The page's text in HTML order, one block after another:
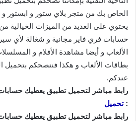
الخاص بك من متجر بلاي ستور و ابستور و
يحتوي على العديد من الميزات الخيالية
حسابات فري فاير مجانية و شغالة لأي
الألعاب و أيضا مشاهدة الأفلام و
بطاقات الألعاب و هكذا فننصحكم بتحميل
عندكم.
رابط مباشر لتحميل تطبيق يعطيك حسابات
:تحميل
رابط مباشر لتحميل تطبيق يعطيك حسابات